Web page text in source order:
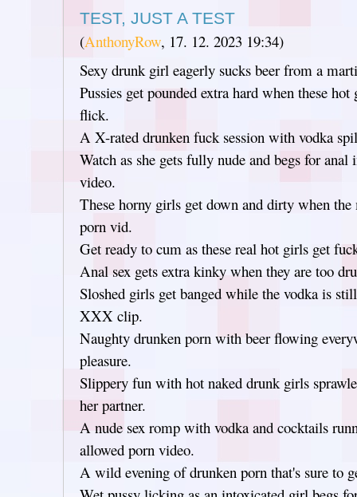
TEST, JUST A TEST
(AnthonyRow, 17. 12. 2023 19:34)
Sexy drunk girl eagerly sucks beer from a
Pussies get pounded extra hard when these
flick.
A X-rated drunken fuck session with vodka
Watch as she gets fully nude and begs for
video.
These horny girls get down and dirty when
porn vid.
Get ready to cum as these real hot girls get
Anal sex gets extra kinky when they are too
Sloshed girls get banged while the vodka is
XXX clip.
Naughty drunken porn with beer flowing
pleasure.
Slippery fun with hot naked drunk girls
her partner.
A nude sex romp with vodka and cocktails
allowed porn video.
A wild evening of drunken porn that's sure to